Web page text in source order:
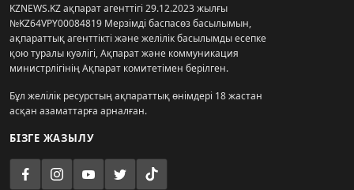
KZNEWS.KZ ақпарат агенттігі 29.12.2023 жылғы
№KZ64VPY00084819 Мерзімді баспасөз басылымын,
ақпараттық агенттікті және желілік басылымды есепке
қою туралы куәлігі, Ақпарат және коммуникация
министрлігінің Ақпарат комитетімен берілген.
Бұл желілік ресурстың ақпараттық өнімдері 18 жастан
асқан азаматтарға арналған.
БІЗГЕ ЖАЗЫЛУ